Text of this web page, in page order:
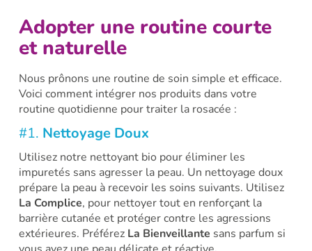
Adopter une routine courte
et naturelle
Nous prônons une routine de soin simple et efficace.
Voici comment intégrer nos produits dans votre
routine quotidienne pour traiter la rosacée :
#1. Nettoyage Doux
Utilisez notre nettoyant bio pour éliminer les
impuretés sans agresser la peau. Un nettoyage doux
prépare la peau à recevoir les soins suivants. Utilisez
La Complice, pour nettoyer tout en renforçant la
barrière cutanée et protéger contre les agressions
extérieures. Préférez La Bienveillante sans parfum si